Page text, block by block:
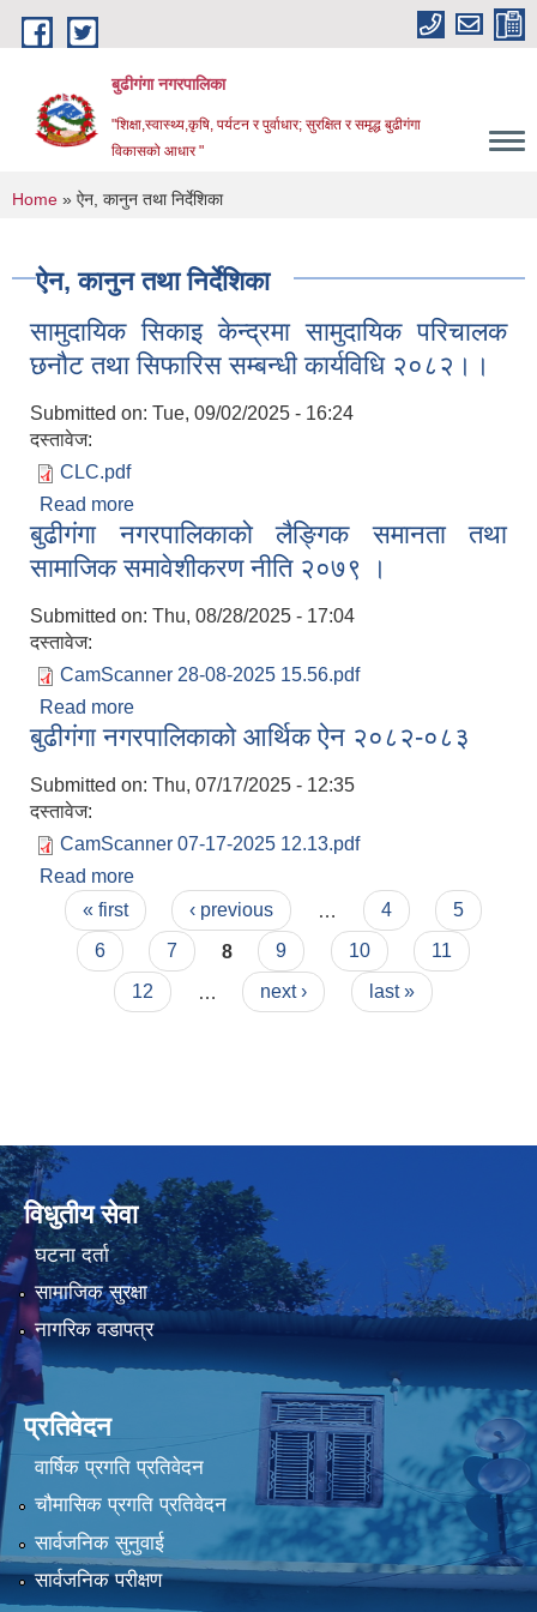
Skip to main content
बुढीगंगा नगरपालिका
"शिक्षा,स्वास्थ्य,कृषि, पर्यटन र पुर्वाधार; सुरक्षित र समृद्ध बुढीगंगा
विकासको आधार "
You are here
Home » ऐन, कानुन तथा निर्देशिका
ऐन, कानुन तथा निर्देशिका
सामुदायिक सिकाइ केन्द्रमा सामुदायिक परिचालक
छनौट तथा सिफारिस सम्बन्धी कार्यविधि २०८२।।
Submitted on: Tue, 09/02/2025 - 16:24
दस्तावेज:
CLC.pdf
Read more
छनौट तथा सिफारिस सम्बन्धी कार्यविधि २०८२।।
बुढीगंगा नगरपालिकाको लैङ्गिक समानता तथा
सामाजिक समावेशीकरण नीति २०७९ ।
Submitted on: Thu, 08/28/2025 - 17:04
दस्तावेज:
CamScanner 28-08-2025 15.56.pdf
Read more
सामाजिक समावेशीकरण नीति २०७९ ।
बुढीगंगा नगरपालिकाको आर्थिक ऐन २०८२-०८३
Submitted on: Thu, 07/17/2025 - 12:35
दस्तावेज:
CamScanner 07-17-2025 12.13.pdf
Read more
Pages
« first ‹ previous 4
5
6
7 8 9 10
11
12
next › last »
विधुतीय सेवा
घटना दर्ता
सामाजिक सुरक्षा
नागरिक वडापत्र
प्रतिवेदन
वार्षिक प्रगति प्रतिवेदन
चौमासिक प्रगति प्रतिवेदन
सार्वजनिक सुनुवाई
सार्वजनिक परीक्षण